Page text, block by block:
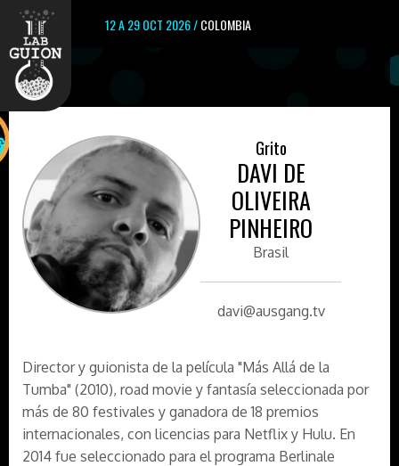
12 A 29 OCT 2026 /COLOMBIA
Grito
DAVI DE
OLIVEIRA
PINHEIRO
Brasil
davi@ausgang.tv
Director y guionista de la película "Más Allá de la
Tumba" (2010), road movie y fantasía seleccionada por
más de 80 festivales y ganadora de 18 premios
internacionales, con licencias para Netflix y Hulu. En
2014 fue seleccionado para el programa Berlinale